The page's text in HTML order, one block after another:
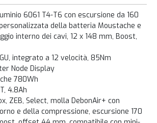
6061 T4-T6 con escursione da 160
della batteria Moustache e
interno dei cavi, 12 x 148 mm, Boost,
integrato a 12 velocità, 85Nm
Node Display
780Wh
4.8Ah
ZEB, Select, molla DebonAir+ con
e della compressione, escursione 170